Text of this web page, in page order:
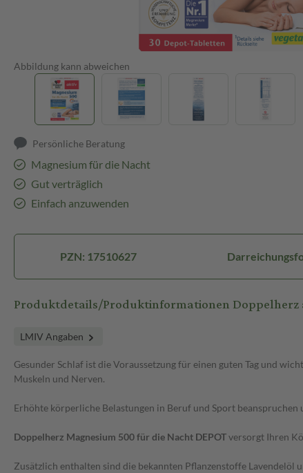
Abbildung kann abweichen
Persönliche Beratung
Magnesium für die Nacht
Gut verträglich
Einfach anzuwenden
PZN: 17510627
Produktdetails/Produktinformationen Doppelherz
LMIV Angaben
Gesunder Schlaf ist die Voraussetzung für einen guten Tag und
Muskeln und Nerven.
Erhöhte körperliche Belastungen in Beruf und Sport
Doppelherz Magnesium 500 für die Nacht DEPOTversorgt Ihren
Zusätzlich enthalten sind die bekannten Pflanzenstoffe Lavendelöl